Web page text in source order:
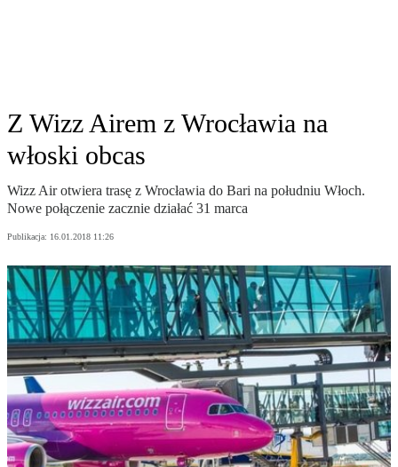
Z Wizz Airem z Wrocławia na
włoski obcas
Wizz Air otwiera trasę z Wrocławia do Bari na południu Włoch.
Nowe połączenie zacznie działać 31 marca
Publikacja: 16.01.2018 11:26